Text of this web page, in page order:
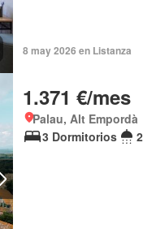
8 may 2026 en Listanza
1.371 €/mes
Palau, Alt Empordà
3 Dormitorios